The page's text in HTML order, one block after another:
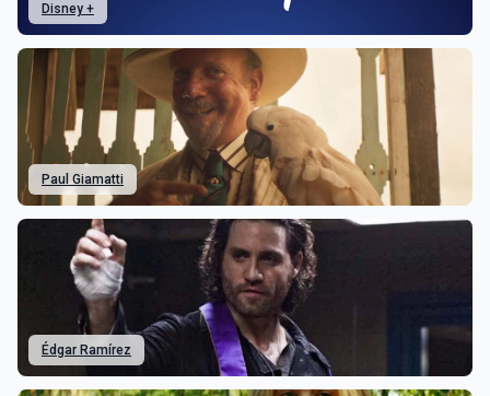
Disney +
Paul Giamatti
Édgar Ramírez